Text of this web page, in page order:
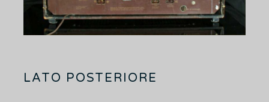
LATO POSTERIORE